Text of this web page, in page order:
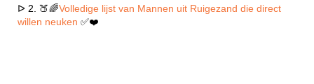
ᐅ 2. 🍑🌈Volledige lijst van Mannen uit Ruigezand die direct
willen neuken ✅❤️